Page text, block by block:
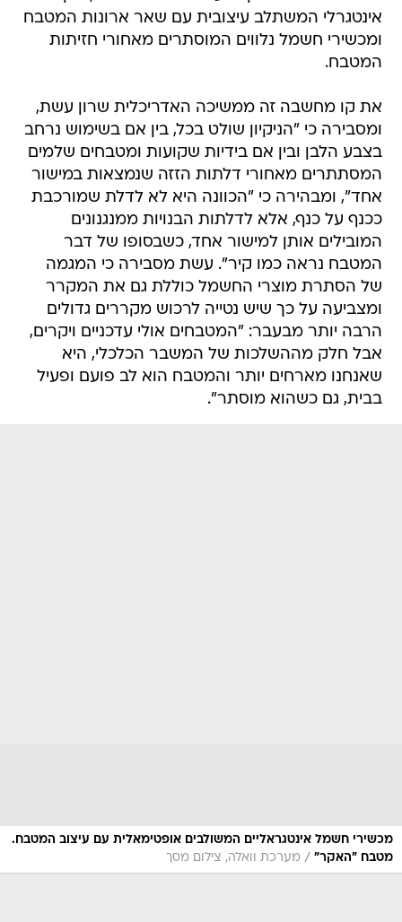
אינטגרלי המשתלב עיצובית עם שאר ארונות המטבח
ומכשירי חשמל נלווים המוסתרים מאחורי חזיתות
המטבח.
את קו מחשבה זה ממשיכה האדריכלית שרון עשת,
ומסבירה כי "הניקיון שולט בכל, בין אם בשימוש נרחב
בצבע הלבן ובין אם בידיות שקועות ומטבחים שלמים
המסתתרים מאחורי דלתות הזזה שנמצאות במישור
אחד", ומבהירה כי "הכוונה היא לא לדלת שמורכבת
ככנף על כנף, אלא לדלתות הבנויות ממנגנונים
המובילים אותן למישור אחד, כשבסופו של דבר
המטבח נראה כמו קיר". עשת מסבירה כי המגמה
של הסתרת מוצרי החשמל כוללת גם את המקרר
ומצביעה על כך שיש נטייה לרכוש מקררים גדולים
הרבה יותר מבעבר: "המטבחים אולי עדכניים ויקרים,
אבל חלק מההשלכות של המשבר הכלכלי, היא
שאנחנו מארחים יותר והמטבח הוא לב פועם ופעיל
בבית, גם כשהוא מוסתר".
מכשירי חשמל אינטגראליים המשולבים אופטימאלית עם עיצוב המטבח.
מטבח "האקר" / מערכת וואלה, צילום מסך